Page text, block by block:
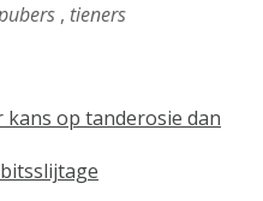
, tieners
op tanderosie dan